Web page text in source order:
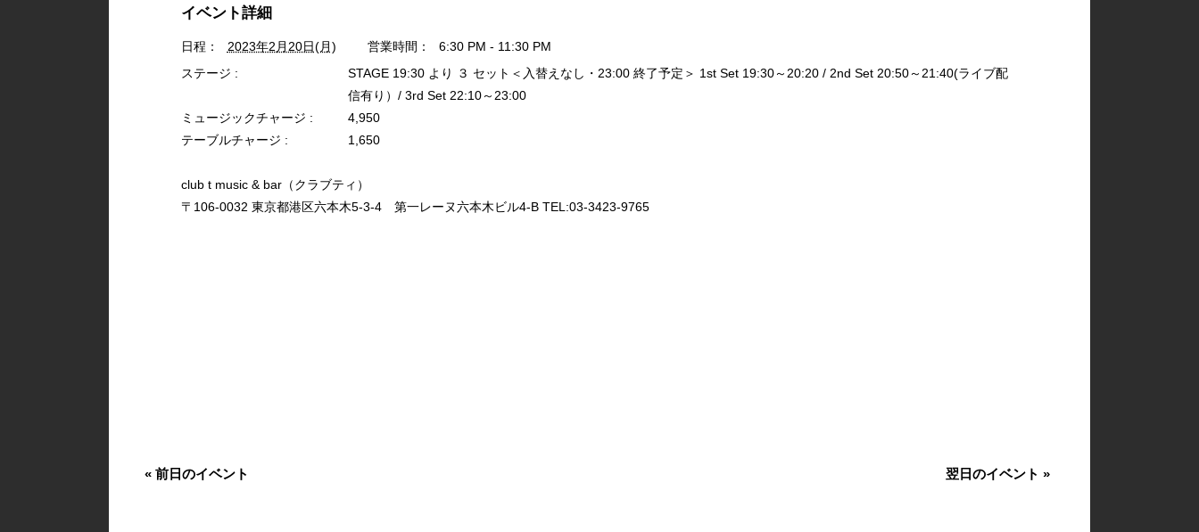
イベント詳細
日程： 2023年2月20日(月) 営業時間：
6:30 PM - 11:30 PM
ステージ :
STAGE 19:30 より ３ セット＜入替えなし・23:00 終了予定＞ 1st Set 19:30～20:20 / 2nd Set 20:50～21:40(ライブ配
信有り）/ 3rd Set 22:10～23:00
ミュージックチャージ :
4,950
テーブルチャージ :
1,650
club t music & bar（クラブティ）
〒106-0032 東京都港区六本木5-3-4 第一レーヌ六本木ビル4-B TEL:03-3423-9765
« 前日のイベント 翌日のイベント »